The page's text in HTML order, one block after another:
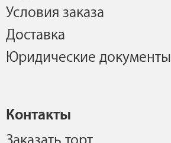
Условия заказа
Доставка
Юридические документы
Контакты